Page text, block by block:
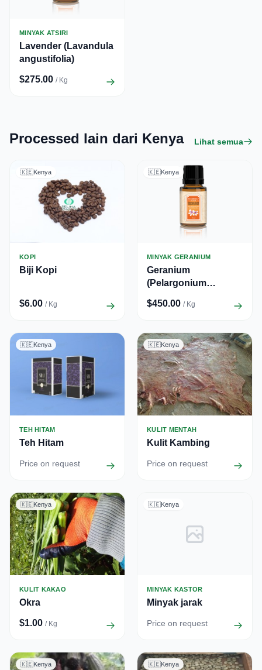
MINYAK ATSIRI
Lavender (Lavandula
angustifolia)
$275.00 / Kg
Processed lain dari Kenya Lihat semua
🇰🇪Kenya
KOPI
Biji Kopi
$6.00 / Kg
🇰🇪Kenya
MINYAK GERANIUM
Geranium
(Pelargonium
$450.00 / Kg
🇰🇪Kenya
TEH HITAM
Teh Hitam
Price on request
🇰🇪Kenya
KULIT MENTAH
Kulit Kambing
Price on request
🇰🇪Kenya
KULIT KAKAO
Okra
$1.00 / Kg
🇰🇪Kenya
MINYAK KASTOR
Minyak jarak
Price on request
🇰🇪Kenya 🇰🇪Kenya